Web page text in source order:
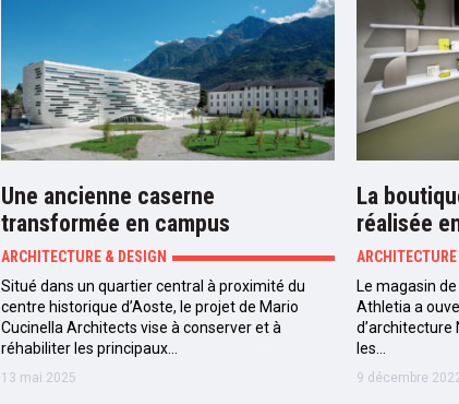
Une ancienne caserne
transformée en campus
ARCHITECTURE & DESIGN
Situé dans un quartier central à proximité du
centre historique d’Aoste, le projet de Mario
Cucinella Architects vise à conserver et à
réhabiliter les principaux…
13 mai 2025
La
réalisée
Le magasin
Athletia a
d’architecture
les…
9 décembre